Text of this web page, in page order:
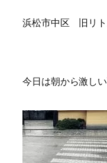
浜松市中区 旧リト
今日は朝から激し